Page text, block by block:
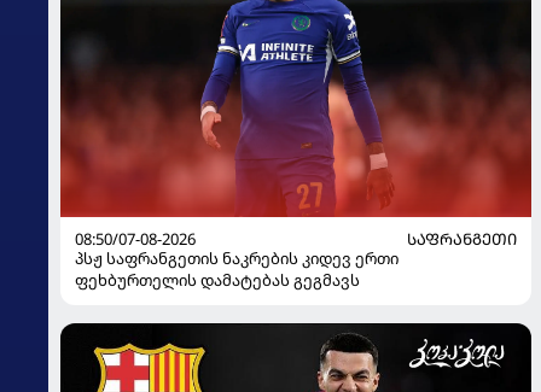
08:50/07-08-2026
ᲡᲐᲤᲠᲐᲜᲒᲔᲗᲘ
პსჟ საფრანგეთის ნაკრების კიდევ ერთი
ფეხბურთელის დამატებას გეგმავს